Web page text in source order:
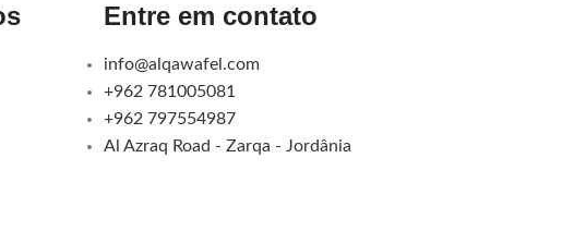
Entre em contato
info@alqawafel.com
+962 781005081
+962 797554987
Al Azraq Road - Zarqa - Jordânia